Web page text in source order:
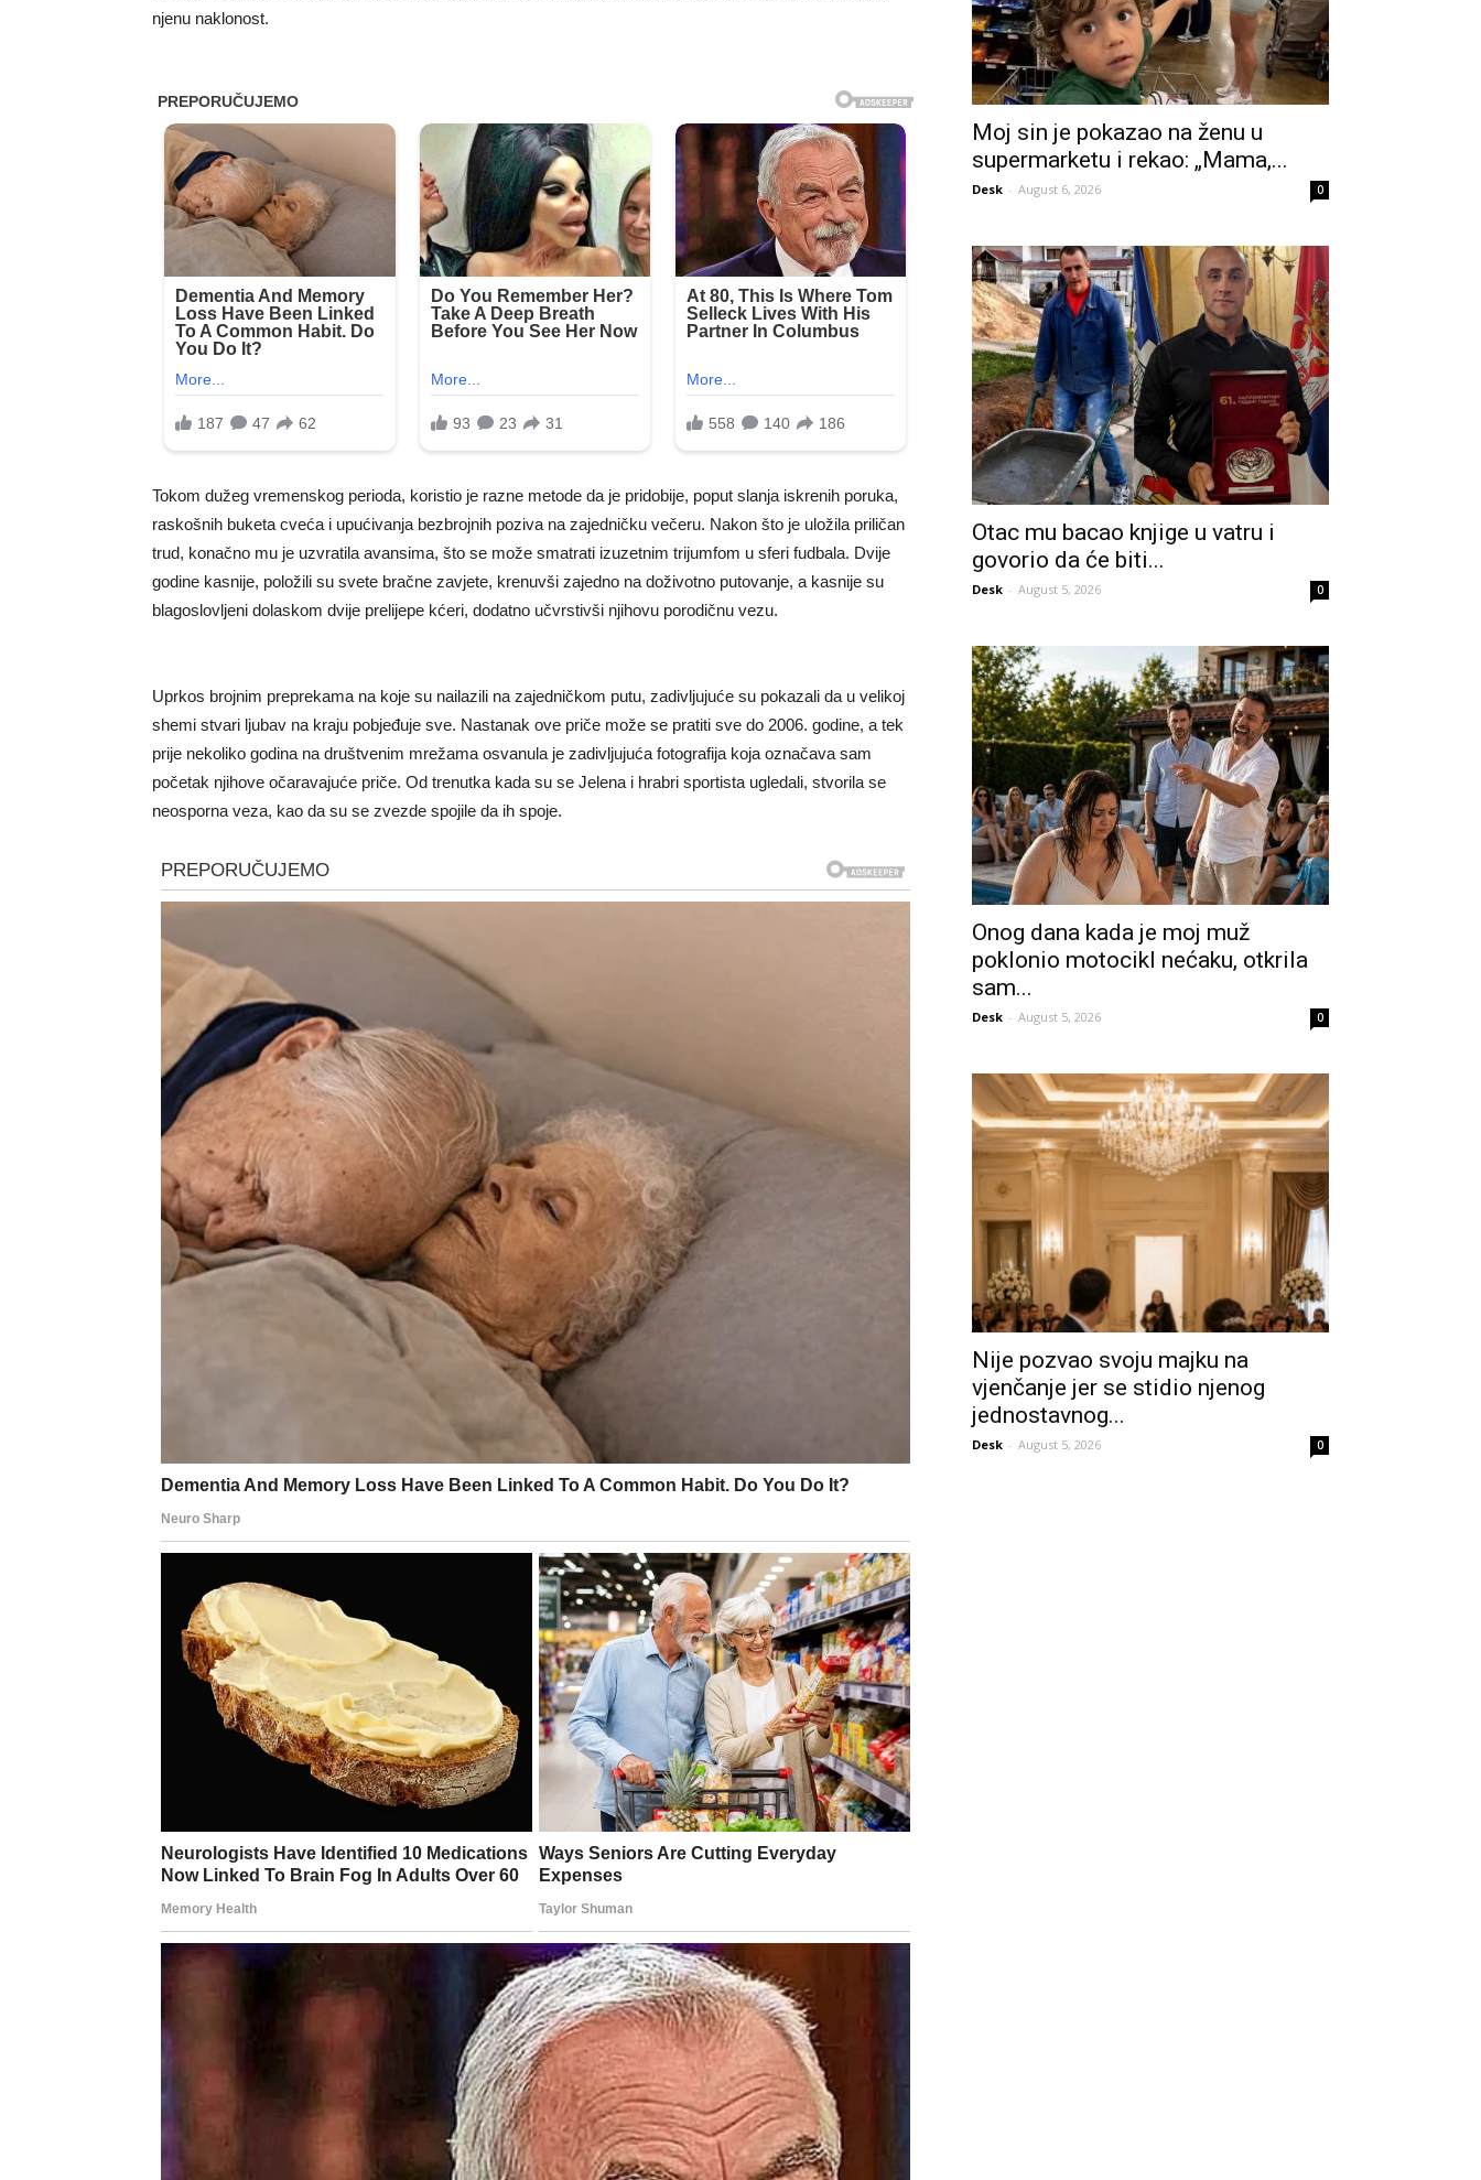
njenu naklonost.
Tokom dužeg vremenskog perioda, koristio je razne metode da je pridobije, poput slanja iskrenih poruka,
raskošnih buketa cveća i upućivanja bezbrojnih poziva na zajedničku večeru. Nakon što je uložila priličan
trud, konačno mu je uzvratila avansima, što se može smatrati izuzetnim trijumfom u sferi fudbala. Dvije
godine kasnije, položili su svete bračne zavjete, krenuvši zajedno na doživotno putovanje, a kasnije su
blagoslovljeni dolaskom dvije prelijepe kćeri, dodatno učvrstivši njihovu porodičnu vezu.
Uprkos brojnim preprekama na koje su nailazili na zajedničkom putu, zadivljujuće su pokazali da u velikoj
shemi stvari ljubav na kraju pobjeđuje sve. Nastanak ove priče može se pratiti sve do 2006. godine, a tek
prije nekoliko godina na društvenim mrežama osvanula je zadivljujuća fotografija koja označava sam
početak njihove očaravajuće priče. Od trenutka kada su se Jelena i hrabri sportista ugledali, stvorila se
neosporna veza, kao da su se zvezde spojile da ih spoje.
Moj sin je pokazao na ženu u
supermarketu i rekao: „Mama,...
Desk - August 6, 2026 0
Otac mu bacao knjige u vatru i
govorio da će biti...
Desk - August 5, 2026 0
Onog dana kada je moj muž
poklonio motocikl nećaku, otkrila
sam...
Desk - August 5, 2026 0
Nije pozvao svoju majku na
vjenčanje jer se stidio njenog
jednostavnog...
Desk - August 5, 2026 0